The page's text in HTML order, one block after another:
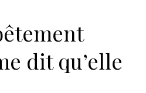
dit qu’elle